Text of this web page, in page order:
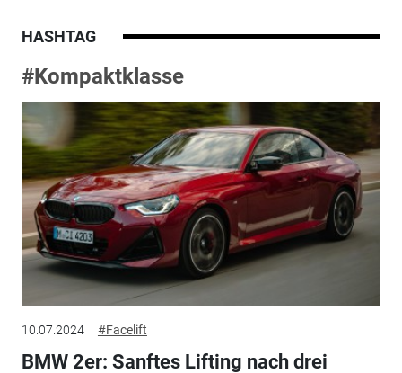
HASHTAG
#Kompaktklasse
10.07.2024 #Facelift
BMW 2er: Sanftes Lifting nach drei